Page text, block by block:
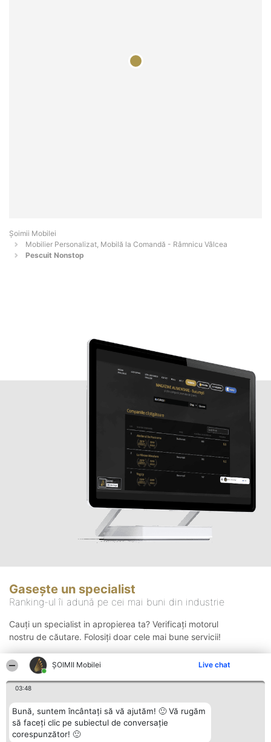
ȘOIMII Mobilei Live chat
03:48
Bună, suntem încântați să vă ajutăm! 🙂 Vă rugăm
să faceți clic pe subiectul de conversație
corespunzător! 🙂
Șoimii Mobilei
Mobilier Personalizat, Mobilă la Comandă - Râmnicu Vâlcea
Pescuit Nonstop
Gasește un specialist
Ranking-ul îi adună pe cei mai buni din industrie
Cauți un specialist in apropierea ta? Verificați motorul
nostru de căutare. Folosiți doar cele mai bune servicii!